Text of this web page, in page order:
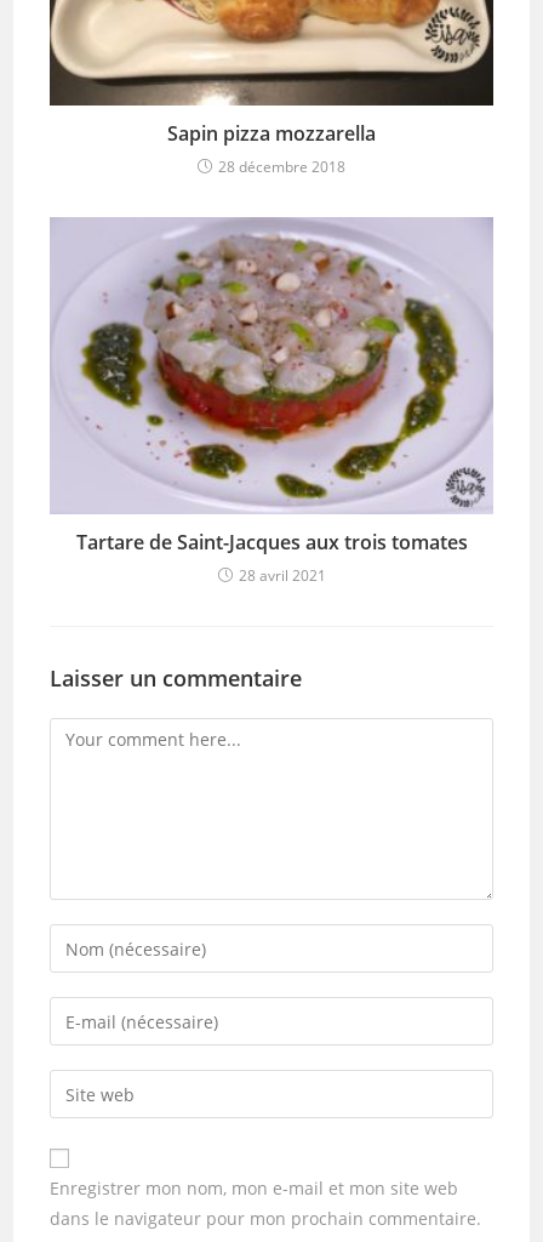
Sapin pizza mozzarella
28 décembre 2018
Tartare de Saint-Jacques aux trois tomates
28 avril 2021
Laisser un commentaire
Enregistrer mon nom, mon e-mail et mon site web
dans le navigateur pour mon prochain commentaire.